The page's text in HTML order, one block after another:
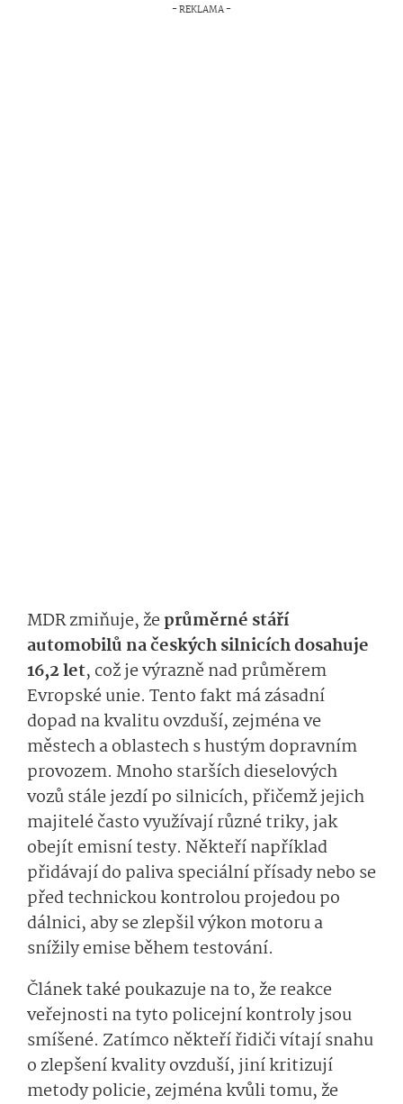
MDR zmiňuje, žeprůměrné stáří
automobilů na českých silnicích dosahuje
16,2 let, což je výrazně nad průměrem
Evropské unie. Tento fakt má zásadní
dopad na kvalitu ovzduší, zejména ve
městech a oblastech s hustým dopravním
provozem. Mnoho starších dieselových
vozů stále jezdí po silnicích, přičemž jejich
majitelé často využívají různé triky, jak
obejít emisní testy. Někteří například
přidávají do paliva speciální přísady nebo se
před technickou kontrolou projedou po
dálnici, aby se zlepšil výkon motoru a
snížily emise během testování.
Článek také poukazuje na to, že reakce
veřejnosti na tyto policejní kontroly jsou
smíšené. Zatímco někteří řidiči vítají snahu
o zlepšení kvality ovzduší, jiní kritizují
metody policie, zejména kvůli tomu, že